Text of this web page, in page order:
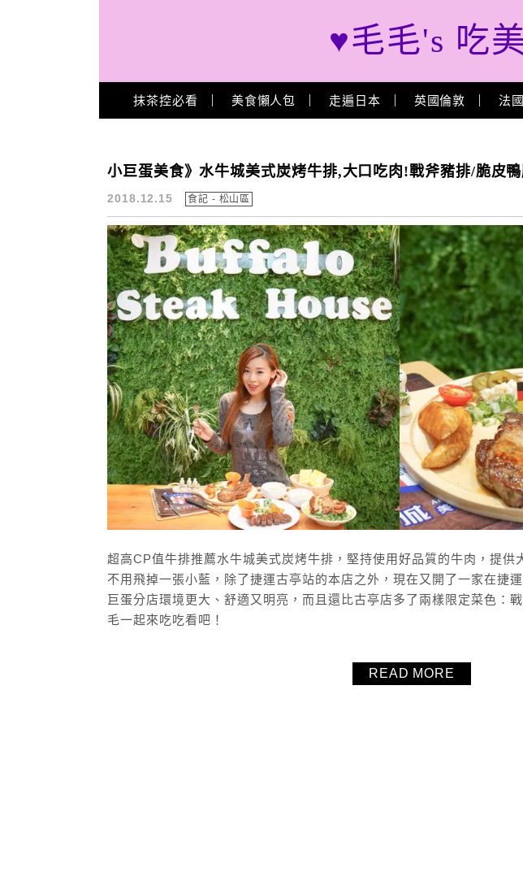
♥毛毛's 吃
Main Menu
抹茶控必看 美食懶人包 走遍日本 英國倫敦 法
水牛城美式炭烤牛排
小巨蛋美食》水牛城美式炭烤牛排,大口吃肉!戰斧豬排/脆皮
2018.12.15 食記 - 松山區
超高CP值牛排推薦水牛城美式炭烤牛排，堅持使用好品質的牛肉，提供
不用飛掉一張小藍，除了捷運古亭站的本店之外，現在又開了一家在捷
巨蛋分店環境更大、舒適又明亮，而且還比古亭店多了兩樣限定菜色：
毛一起來吃吃看吧！
READ MORE